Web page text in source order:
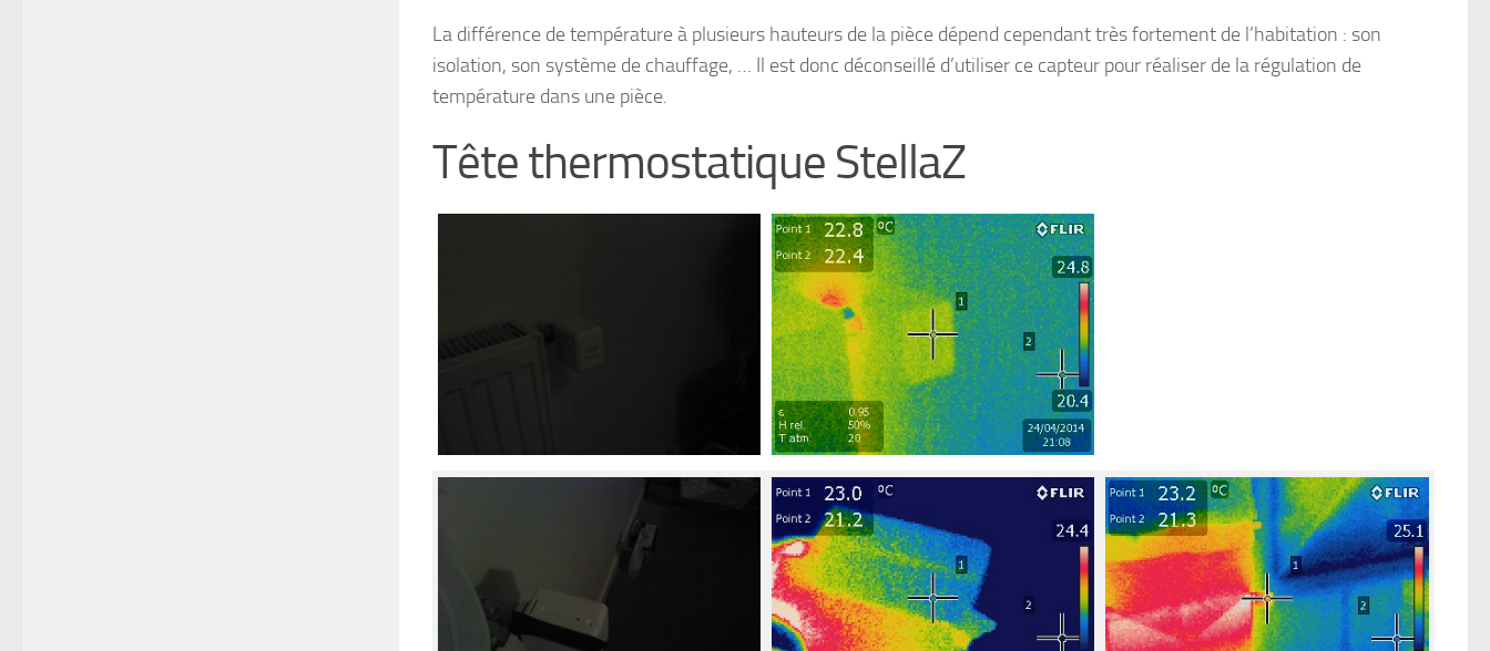
La différence de température à plusieurs hauteurs de la pièce dépend cependant très fortement de l’habitation : son
isolation, son système de chauffage, … Il est donc déconseillé d’utiliser ce capteur pour réaliser de la régulation de
température dans une pièce.
Tête thermostatique StellaZ